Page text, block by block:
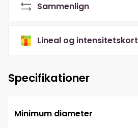
Sammenlign
Lineal og intensitetskort
Specifikationer
Minimum diameter